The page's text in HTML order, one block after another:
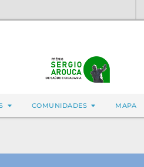
COMUNIDADES MAPA